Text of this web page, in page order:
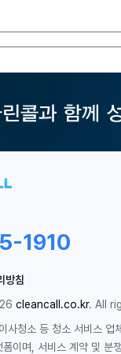
1910
방침
cleancall.co.kr. All
사청소 등 청소 서비스 업
이며, 서비스 계약 및 분